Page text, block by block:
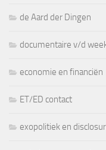
de Aard der Dingen
documentaire v/d
economie en financiën
ET/ED contact
exopolitiek en